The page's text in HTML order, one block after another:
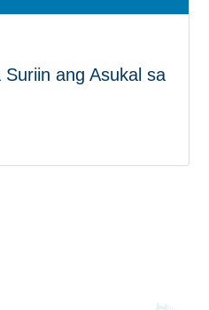
ang Asukal sa